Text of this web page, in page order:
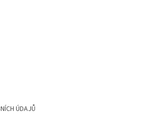
ÚDAJŮ